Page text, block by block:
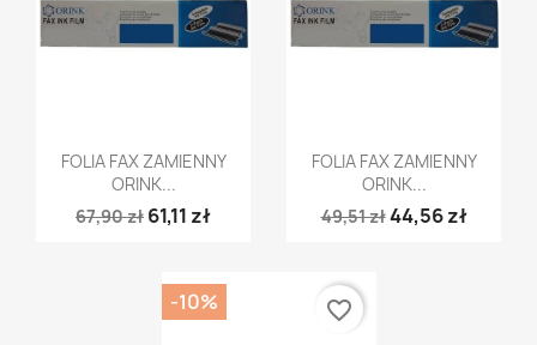
Szybki podgląd
FOLIA FAX ZAMIENNY
ORINK...
67,90 zł 61,11 zł
Szybki podgląd
FOLIA FAX ZAMIENNY
ORINK...
49,51 zł44,56 zł
-10% favorite_border